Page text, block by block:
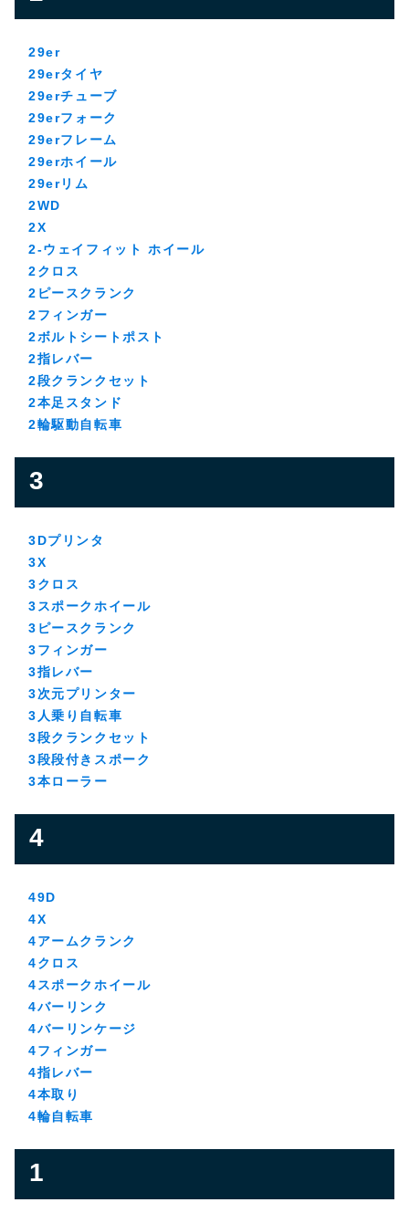
29er
29erタイヤ
29erチューブ
29erフォーク
29erフレーム
29erホイール
29erリム
2WD
2X
2-ウェイフィット ホイール
2クロス
2ピースクランク
2フィンガー
2ボルトシートポスト
2指レバー
2段クランクセット
2本足スタンド
2輪駆動自転車
3
3Dプリンタ
3X
3クロス
3スポークホイール
3ピースクランク
3フィンガー
3指レバー
3次元プリンター
3人乗り自転車
3段クランクセット
3段段付きスポーク
3本ローラー
4
49D
4X
4アームクランク
4クロス
4スポークホイール
4バーリンク
4バーリンケージ
4フィンガー
4指レバー
4本取り
4輪自転車
1